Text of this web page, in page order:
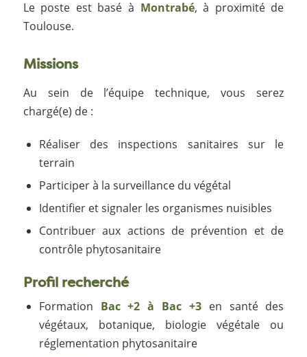
Le poste est basé à Montrabé, à proximité de
Toulouse.
Missions
Au sein de l’équipe technique, vous serez
chargé(e) de :
Réaliser des inspections sanitaires sur le
terrain
Participer à la surveillance du végétal
Identifier et signaler les organismes nuisibles
Contribuer aux actions de prévention et de
contrôle phytosanitaire
Profil recherché
Formation Bac +2 à Bac +3en santé des
végétaux, botanique, biologie végétale ou
réglementation phytosanitaire